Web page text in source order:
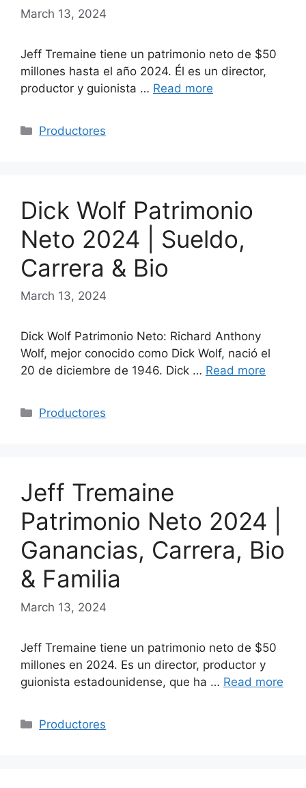
March 13, 2024
Jeff Tremaine tiene un patrimonio neto de $50
millones hasta el año 2024. Él es un director,
productor y guionista … Read more
Categories
Productores
Dick Wolf Patrimonio
Neto 2024 | Sueldo,
Carrera & Bio
March 13, 2024
Dick Wolf Patrimonio Neto: Richard Anthony
Wolf, mejor conocido como Dick Wolf, nació el
20 de diciembre de 1946. Dick … Read more
Categories
Productores
Jeff Tremaine
Patrimonio Neto 2024 |
Ganancias, Carrera, Bio
& Familia
March 13, 2024
Jeff Tremaine tiene un patrimonio neto de $50
millones en 2024. Es un director, productor y
guionista estadounidense, que ha … Read more
Categories
Productores